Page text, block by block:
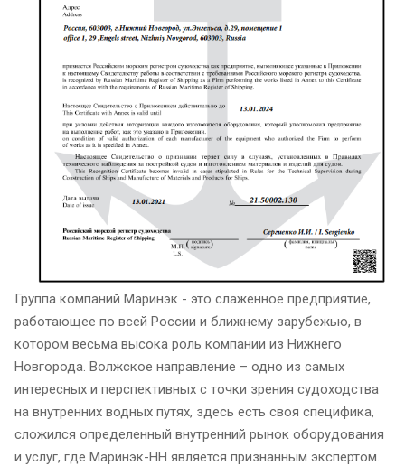
Группа компаний Маринэк - это слаженное предприятие,
работающее по всей России и ближнему зарубежью, в
котором весьма высока роль компании из Нижнего
Новгорода. Волжское направление – одно из самых
интересных и перспективных с точки зрения судоходства
на внутренних водных путях, здесь есть своя специфика,
сложился определенный внутренний рынок оборудования
и услуг, где Маринэк-НН является признанным экспертом.